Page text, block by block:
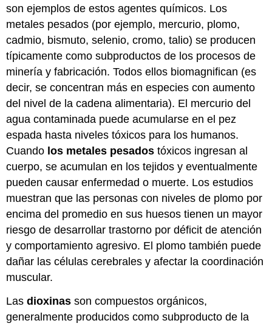
son ejemplos de estos agentes químicos. Los
metales pesados (por ejemplo, mercurio, plomo,
cadmio, bismuto, selenio, cromo, talio) se producen
típicamente como subproductos de los procesos de
minería y fabricación. Todos ellos biomagnifican (es
decir, se concentran más en especies con aumento
del nivel de la cadena alimentaria). El mercurio del
agua contaminada puede acumularse en el pez
espada hasta niveles tóxicos para los humanos.
Cuando los metales pesados tóxicos ingresan al
cuerpo, se acumulan en los tejidos y eventualmente
pueden causar enfermedad o muerte. Los estudios
muestran que las personas con niveles de plomo por
encima del promedio en sus huesos tienen un mayor
riesgo de desarrollar trastorno por déficit de atención
y comportamiento agresivo. El plomo también puede
dañar las células cerebrales y afectar la coordinación
muscular.
Lasdioxinas son compuestos orgánicos,
generalmente producidos como subproducto de la